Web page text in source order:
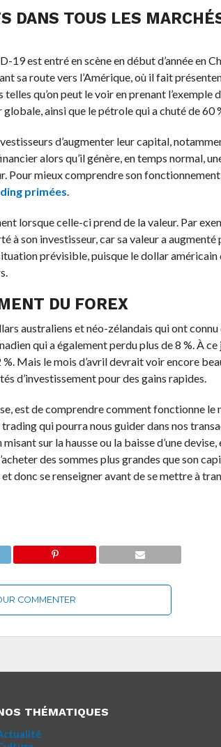
DANS TOUS LES
est entré en scène en début d’année en
sa route vers l’Amérique, où il fait
qu’on peut le voir en prenant l’exemple
ainsi que le pétrole qui a chuté de 60
d’augmenter leur capital,
alors qu’il génère, en temps normal,
Pour mieux comprendre son
primées.
lorsque celle-ci prend de la valeur. Par
à son investisseur, car sa valeur a
prévisible, puisque le dollar américain
DU FOREX
australiens et néo-zélandais qui ont connu
qui a également perdu plus de 8 %. À ce
Mais le mois d’avril devrait voir encore
d’investissement pour des gains rapides.
est de comprendre comment fonctionne le
qui pourra nous guider dans nos
sur la hausse ou la baisse d’une devise,
des sommes plus grandes que son
donc se renseigner avant de se mettre à
COMMENTER
THÉMATIQUES